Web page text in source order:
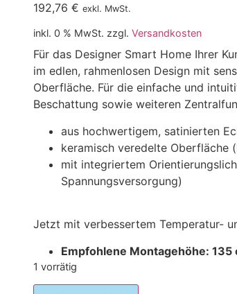
192,76 € exkl. MwSt.
inkl. 0 % MwSt. zzgl. Versandkosten
Für das Designer Smart Home Ihrer
im edlen, rahmenlosen Design mit
Oberfläche. Für die einfache und
Beschattung sowie weiteren
aus hochwertigem, satinierten
keramisch veredelte Oberfläche
mit integriertem
Spannungsversorgung)
Jetzt mit verbessertem Temperatur-
Empfohlene Montagehöhe: 135
1 vorrätig